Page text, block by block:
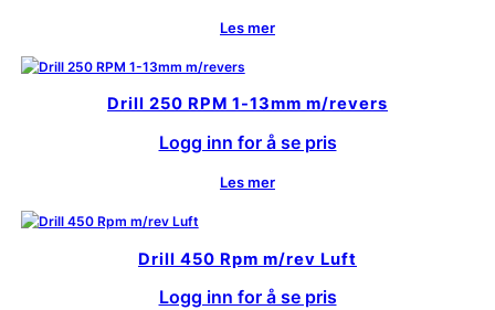
Les mer
Drill 250 RPM 1-13mm m/revers
Logg inn for å se pris
Les mer
Drill 450 Rpm m/rev Luft
Logg inn for å se pris